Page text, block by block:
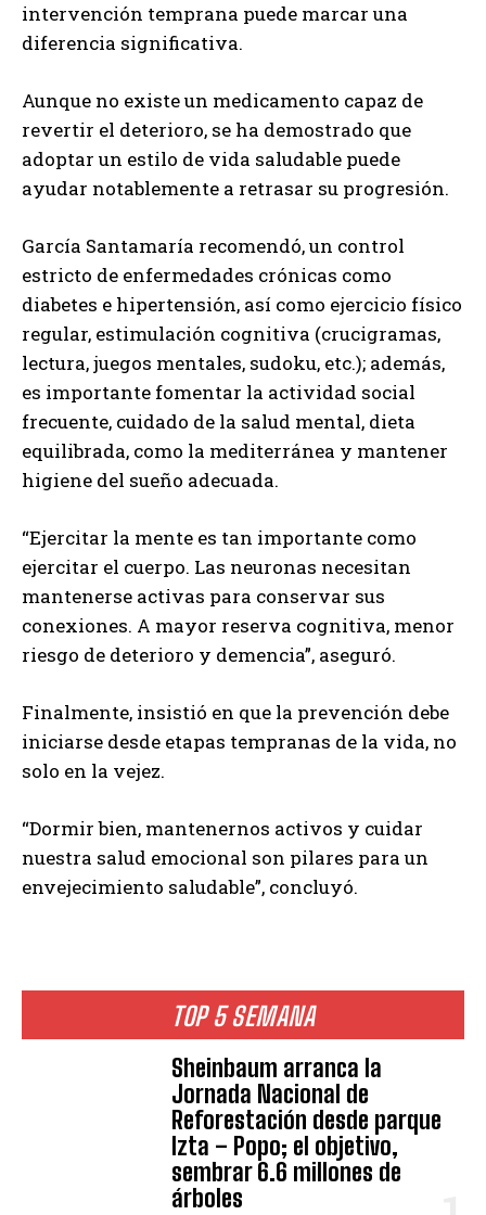
TOP 5 SEMANA
Sheinbaum arranca la
Jornada Nacional de
Reforestación desde parque
Izta – Popo; el objetivo,
sembrar 6.6 millones de
árboles
intervención temprana puede marcar una
diferencia significativa.
Aunque no existe un medicamento capaz de
revertir el deterioro, se ha demostrado que
adoptar un estilo de vida saludable puede
ayudar notablemente a retrasar su progresión.
García Santamaría recomendó, un control
estricto de enfermedades crónicas como
diabetes e hipertensión, así como ejercicio físico
regular, estimulación cognitiva (crucigramas,
lectura, juegos mentales, sudoku, etc.); además,
es importante fomentar la actividad social
frecuente, cuidado de la salud mental, dieta
equilibrada, como la mediterránea y mantener
higiene del sueño adecuada.
“Ejercitar la mente es tan importante como
ejercitar el cuerpo. Las neuronas necesitan
mantenerse activas para conservar sus
conexiones. A mayor reserva cognitiva, menor
riesgo de deterioro y demencia”, aseguró.
Finalmente, insistió en que la prevención debe
iniciarse desde etapas tempranas de la vida, no
solo en la vejez.
“Dormir bien, mantenernos activos y cuidar
nuestra salud emocional son pilares para un
envejecimiento saludable”, concluyó.